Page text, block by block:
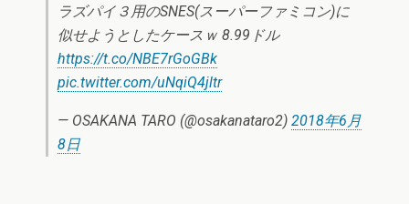
ラズパイ３用のSNES(スーパーファミコン)に
似せようとしたケースｗ 8.99ドル
https://t.co/NBE7rGoGBk
pic.twitter.com/uNqiQ4jltr
— OSAKANA TARO (@osakanataro2) 2018年6月
8日